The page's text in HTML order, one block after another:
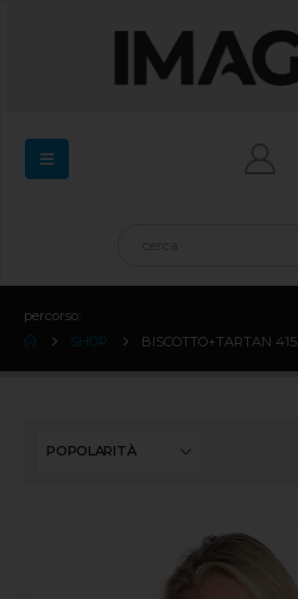
percorso:
SHOP
BISCOTTO+TARTAN 415